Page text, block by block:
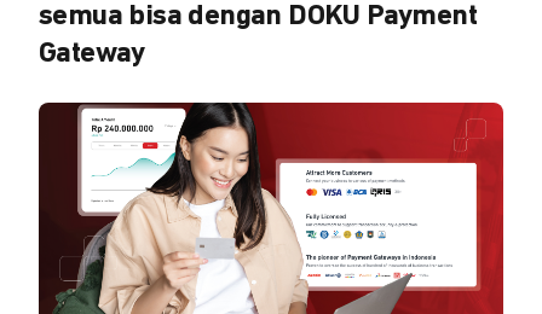
semua bisa dengan DOKU Payment
Gateway